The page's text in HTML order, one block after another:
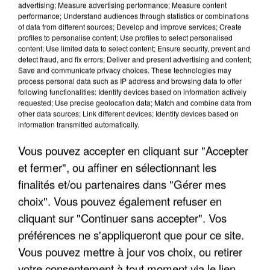
APRÈS TOUTES CES CANICULES, LES REFUGES
DE FAUNE SAUVAGE SONT...
advertising; Measure advertising performance; Measure content
performance; Understand audiences through statistics or combinations
of data from different sources; Develop and improve services; Create
profiles to personalise content; Use profiles to select personalised
content; Use limited data to select content; Ensure security, prevent and
detect fraud, and fix errors; Deliver and present advertising and content;
Save and communicate privacy choices. These technologies may
process personal data such as IP address and browsing data to offer
following functionalities: Identify devices based on information actively
requested; Use precise geolocation data; Match and combine data from
other data sources; Link different devices; Identify devices based on
information transmitted automatically.
Vous pouvez accepter en cliquant sur "Accepter
et fermer", ou affiner en sélectionnant les
finalités et/ou partenaires dans "Gérer mes
choix". Vous pouvez également refuser en
cliquant sur "Continuer sans accepter". Vos
préférences ne s'appliqueront que pour ce site.
Vous pouvez mettre à jour vos choix, ou retirer